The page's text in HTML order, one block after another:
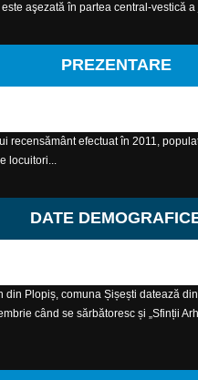
aşezată în partea central-vestică
PREZENTARE
recensământ efectuat în 2011,
locuitori...
DATE
din Plopiș, comuna Șișești datează
când se sărbătoresc și „Sfinții